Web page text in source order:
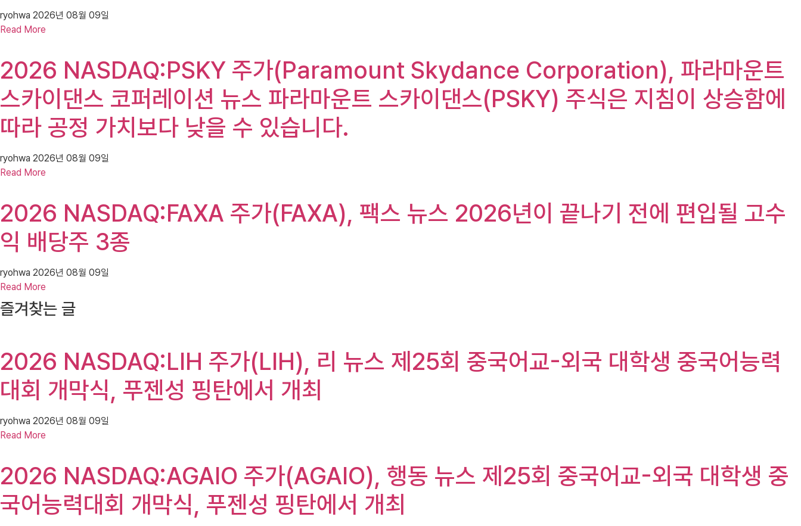
ryohwa 2026년 08월 09일
Read More
2026 NASDAQ:PSKY 주가(Paramount Skydance Corporation), 파라마운트
스카이댄스 코퍼레이션 뉴스 파라마운트 스카이댄스(PSKY) 주식은 지침이 상승함에
따라 공정 가치보다 낮을 수 있습니다.
ryohwa 2026년 08월 09일
Read More
2026 NASDAQ:FAXA 주가(FAXA), 팩스 뉴스 2026년이 끝나기 전에 편입될 고수
익 배당주 3종
ryohwa 2026년 08월 09일
Read More
즐겨찾는 글
2026 NASDAQ:LIH 주가(LIH), 리 뉴스 제25회 중국어교-외국 대학생 중국어능력
대회 개막식, 푸젠성 핑탄에서 개최
ryohwa 2026년 08월 09일
Read More
2026 NASDAQ:AGAIO 주가(AGAIO), 행동 뉴스 제25회 중국어교-외국 대학생 중
국어능력대회 개막식, 푸젠성 핑탄에서 개최